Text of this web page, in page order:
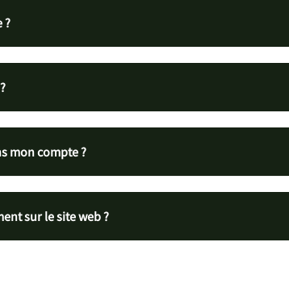
?
mon compte ?
sur le site web ?